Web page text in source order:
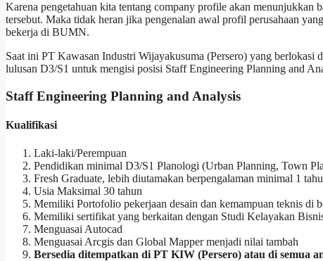
Karena pengetahuan kita tentang company profile akan
tersebut. Maka tidak heran jika pengenalan awal profil perusahaan
bekerja di BUMN.
Saat ini PT Kawasan Industri Wijayakusuma (Persero) yang
lulusan D3/S1 untuk mengisi posisi Staff Engineering Planning and
Staff Engineering Planning and Analysis
Kualifikasi
Laki-laki/Perempuan
Pendidikan minimal D3/S1 Planologi (Urban Planning, Town
Fresh Graduate, lebih diutamakan berpengalaman minimal 1
Usia Maksimal 30 tahun
Memiliki Portofolio pekerjaan desain dan kemampuan teknis di
Memiliki sertifikat yang berkaitan dengan Studi Kelayakan
Menguasai Autocad
Menguasai Arcgis dan Global Mapper menjadi nilai tambah
Bersedia ditempatkan di PT KIW (Persero) atau di semua